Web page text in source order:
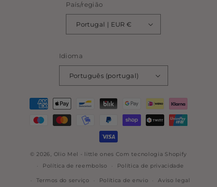
País/região
Portugal | EUR €
Idioma
Português (portugal)
Métodos
pagamento
© 2026, Olio Mel - little ones Com tecnologia Shopify
Política de reembolso
Política de privacidade
Termos do serviço Política de envio Aviso legal